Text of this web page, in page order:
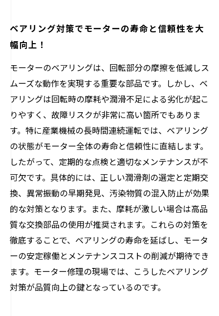
ベアリング対策でモーターの寿命と信頼性を大
幅向上！
モーターのベアリングは、回転部分の摩擦を低減しス
ムーズな動作を実現する重要な部品です。しかし、ベ
アリングは回転時の摩耗や潤滑不足による劣化が起こ
りやすく、故障リスクが非常に高い箇所でもありま
す。特に産業機械の長時間連続運転では、ベアリング
の状態がモーター全体の寿命と信頼性に直結します。
したがって、定期的な点検と適切なメンテナンスが不
可欠です。具体的には、正しい潤滑剤の選定と定期交
換、異常振動の早期発見、汚染物質の混入防止が効果
的な対策となります。また、摩耗が激しい場合は高品
質な交換部品の使用が推奨されます。これらの対策を
徹底することで、ベアリングの寿命を延ばし、モータ
ーの安定稼働とメンテナンスコストの削減が期待でき
ます。モーター修理の現場では、こうしたベアリング
対策が品質向上の鍵となっているのです。